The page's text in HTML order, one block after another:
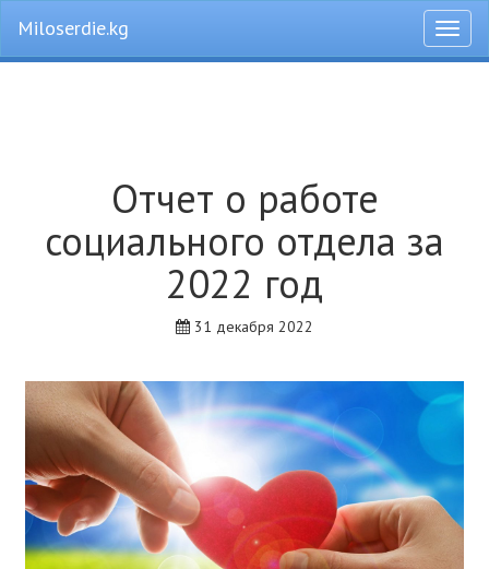
меню
Miloserdie.kg
Отчет о работе
социального отдела за
2022 год
31 декабря 2022